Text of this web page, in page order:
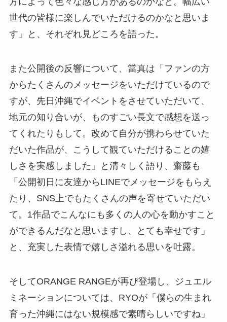
世代の皆様に楽しんでいただけるのかなと思いま
す」と、それぞれ見どころを語った。
また公開後の反響について、當真は「ファンの方
からたくさんのメッセージをいただけているので
すが、先日沖縄でイベントをさせていただいて、
地元の知り合いが、ものすごい長文で感想を送っ
てくれたりもして。改めて自分が携わらせていた
だいた作品が、こうして観ていただけることの嬉
しさを実感しました」と清々しく語り、齋藤も
「公開初日に友達からLINEでメッセージをもらえ
たり、SNS上でもたくさんの声を寄せていただい
て。1作品でこんなにも多くの人の心を動かすこと
ができるんだなと思いますし、とても幸せです」
と、充実した表情で嬉しさ溢れる思いを吐露。
そしてORANGE RANGEが再び登場し、ジュエル
ミネーションについては、RYOが「僕らの生まれ
育った沖縄にはない規模感で素晴らしいですね」